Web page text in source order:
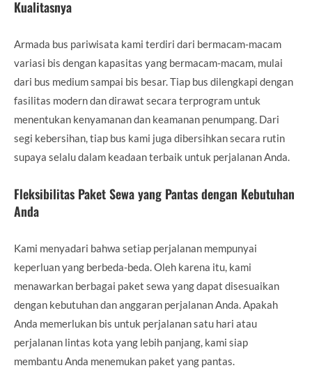
Kualitasnya
Armada bus pariwisata kami terdiri dari bermacam-macam
variasi bis dengan kapasitas yang bermacam-macam, mulai
dari bus medium sampai bis besar. Tiap bus dilengkapi dengan
fasilitas modern dan dirawat secara terprogram untuk
menentukan kenyamanan dan keamanan penumpang. Dari
segi kebersihan, tiap bus kami juga dibersihkan secara rutin
supaya selalu dalam keadaan terbaik untuk perjalanan Anda.
Fleksibilitas Paket Sewa yang Pantas dengan Kebutuhan
Anda
Kami menyadari bahwa setiap perjalanan mempunyai
keperluan yang berbeda-beda. Oleh karena itu, kami
menawarkan berbagai paket sewa yang dapat disesuaikan
dengan kebutuhan dan anggaran perjalanan Anda. Apakah
Anda memerlukan bis untuk perjalanan satu hari atau
perjalanan lintas kota yang lebih panjang, kami siap
membantu Anda menemukan paket yang pantas.